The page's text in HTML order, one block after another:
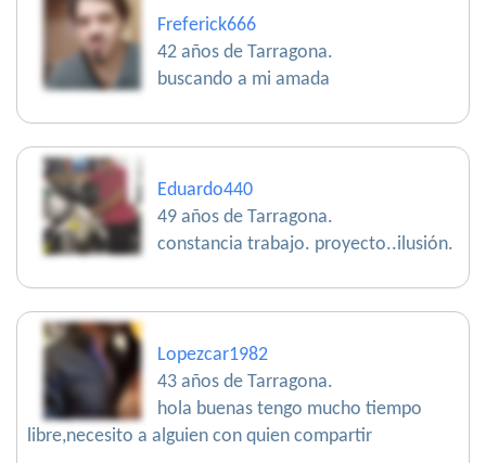
Freferick666
42 años de Tarragona.
buscando a mi amada
Eduardo440
49 años de Tarragona.
constancia trabajo. proyecto..ilusión.
Lopezcar1982
43 años de Tarragona.
hola buenas tengo mucho tiempo
libre,necesito a alguien con quien compartir